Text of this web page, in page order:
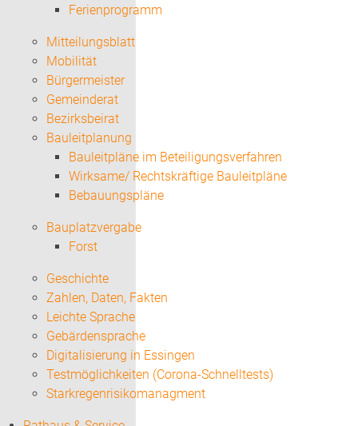
Ferienprogramm
Mitteilungsblatt
Mobilität
Bürgermeister
Gemeinderat
Bezirksbeirat
Bauleitplanung
Bauleitpläne im Beteiligungsverfahren
Wirksame/ Rechtskräftige Bauleitpläne
Bebauungspläne
Bauplatzvergabe
Forst
Geschichte
Zahlen, Daten, Fakten
Leichte Sprache
Gebärdensprache
Digitalisierung in Essingen
Testmöglichkeiten (Corona-Schnelltests)
Starkregenrisikomanagment